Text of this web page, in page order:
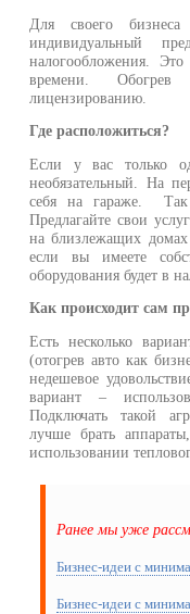
Для своего
индивидуальный
налогообложения.
времени.
лицензированию.
Где расположиться?
Если у вас только
необязательный. На
себя на гараже. Так
Предлагайте свои
на близлежащих
если вы имеете
оборудования будет в
Как происходит сам
Есть несколько
(отогрев авто как
недешевое
вариант –
Подключать такой
лучше брать
использовании
Ранее мы уже
Бизнес-идеи с
Бизнес-идеи с